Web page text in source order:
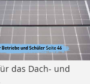
das Dach- und